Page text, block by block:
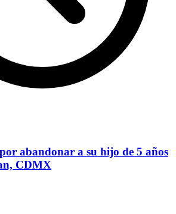
abandonar a su hijo de 5 años
CDMX